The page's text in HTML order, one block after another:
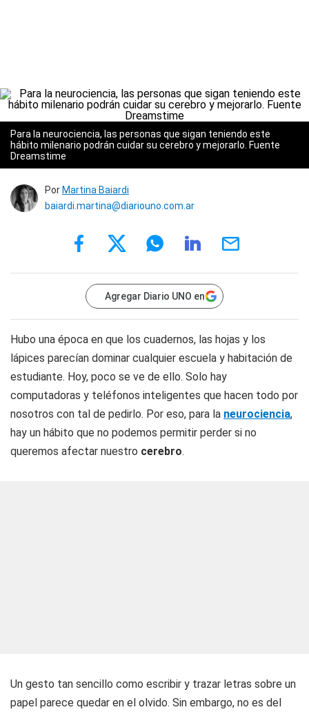
Para la neurociencia, las personas que sigan teniendo este
hábito milenario podrán cuidar su cerebro y mejorarlo. Fuente
Dreamstime
Por Martina Baiardi
baiardi.martina@diariouno.com.ar
Agregar Diario UNO en
Hubo una época en que los cuadernos, las hojas y los
lápices parecían dominar cualquier escuela y habitación de
estudiante. Hoy, poco se ve de ello. Solo hay
computadoras y teléfonos inteligentes que hacen todo por
nosotros con tal de pedirlo. Por eso, para la neurociencia,
hay un hábito que no podemos permitir perder si no
queremos afectar nuestro cerebro.
Un gesto tan sencillo como escribir y trazar letras sobre un
papel parece quedar en el olvido. Sin embargo, no es del